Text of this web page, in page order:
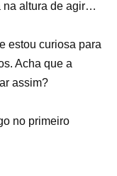
na altura de agir…
estou curiosa para
Acha que a
assim?
no primeiro